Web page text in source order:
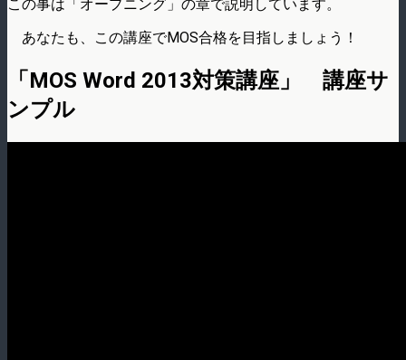
この事は「オープニング」の章で説明しています。
あなたも、この講座でMOS合格を目指しましょう！
「MOS Word 2013対策講座」 講座サ
ンプル